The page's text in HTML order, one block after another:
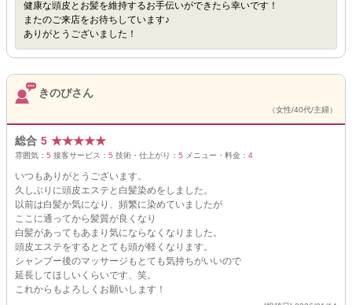
健康な頭皮とお髪を維持するお手伝いができたら幸いです！
またのご来店をお待ちしています♪
ありがとうございました！
きのぴさん
（女性/40代/主婦）
総合 5 ★★★★★
雰囲気： 5 接客サービス： 5 技術・仕上がり： 5 メニュー・料金： 4
いつもありがとうございます。
久しぶりに頭皮エステと白髪染めをしました。
以前は白髪か気になり、頻繁に染めていましたが
ここに通ってから髪質が良くなり
白髪があってもあまり気にならなくなりました。
頭皮エステをするととても頭が軽くなります。
シャンプー後のマッサージもとても気持ちがいいので
延長してほしいくらいです、笑。
これからもよろしくお願いします！